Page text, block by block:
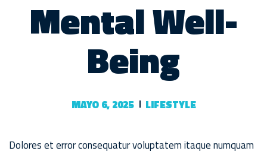
Mental Well-
Being
MAYO 6, 2025 LIFESTYLE
Dolores et error consequatur voluptatem itaque numquam